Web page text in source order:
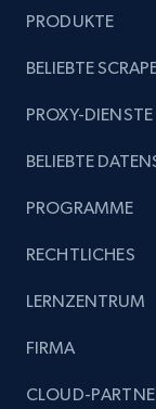
URL, Handle,
more.
Social media
4.5K+
Reddit-
PRODUKTE
BELIEBTE
PROXY-DIENSTE
BELIEBTE
PROGRAMME
RECHTLICHES
LERNZENTRUM
FIRMA
CLOUD-